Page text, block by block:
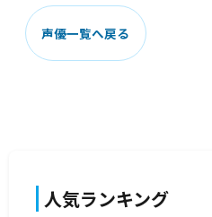
声優一覧へ戻る
人気ランキング